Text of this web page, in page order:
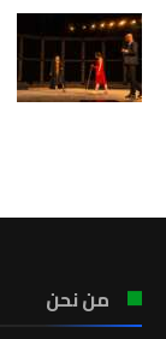
من نحن